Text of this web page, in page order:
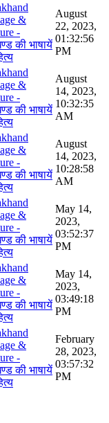
&
-
की भाषायें
August
22, 2023,
01:32:56
PM
&
-
की भाषायें
August
14, 2023,
10:32:35
AM
&
-
की भाषायें
August
14, 2023,
10:28:58
AM
&
-
की भाषायें
May 14,
2023,
03:52:37
PM
&
-
की भाषायें
May 14,
2023,
03:49:18
PM
&
-
की भाषायें
February
28, 2023,
03:57:32
PM